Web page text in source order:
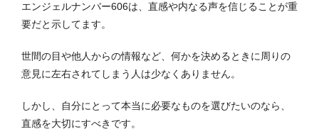
エンジェルナンバー606は、直感や内なる声を信じることが重
要だと示してます。
世間の目や他人からの情報など、何かを決めるときに周りの
意見に左右されてしまう人は少なくありません。
しかし、自分にとって本当に必要なものを選びたいのなら、
直感を大切にすべきです。